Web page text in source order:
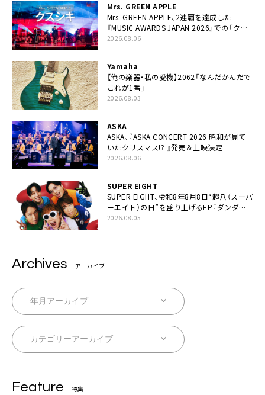
Mrs. GREEN APPLE
Mrs. GREEN APPLE、2連覇を達成した
『MUSIC AWARDS JAPAN 2026』での「クス
シキ」ライブパフォーマンスをYouTube公開
2026.08.06
Yamaha
【俺の楽器・私の愛機】2062「なんだかんだで
これが1番」
2026.08.03
ASKA
ASKA、『ASKA CONCERT 2026 昭和が見て
いたクリスマス!? 』発売＆上映決定
2026.08.06
SUPER EIGHT
SUPER EIGHT、令和8年8月8日“超八（スーパ
ーエイト）の日”を盛り上げるEP『ダンダー
ラ』本日リリース
2026.08.05
Archives アーカイブ
Feature 特集